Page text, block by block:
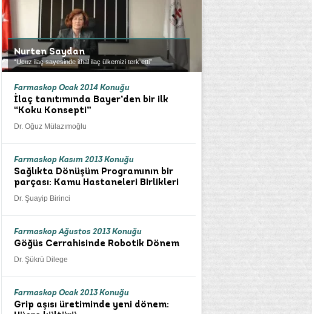
Nurten Saydan
“Ucuz ilaç sayesinde ithal ilaç ülkemizi terk etti”
Farmaskop Ocak 2014 Konuğu
İlaç tanıtımında Bayer’den bir ilk
“Koku Konsepti”
Dr. Oğuz Mülazımoğlu
Farmaskop Kasım 2013 Konuğu
Sağlıkta Dönüşüm Programının bir
parçası: Kamu Hastaneleri Birlikleri
Dr. Şuayip Birinci
Farmaskop Ağustos 2013 Konuğu
Göğüs Cerrahisinde Robotik Dönem
Dr. Şükrü Dilege
Farmaskop Ocak 2013 Konuğu
Grip aşısı üretiminde yeni dönem: